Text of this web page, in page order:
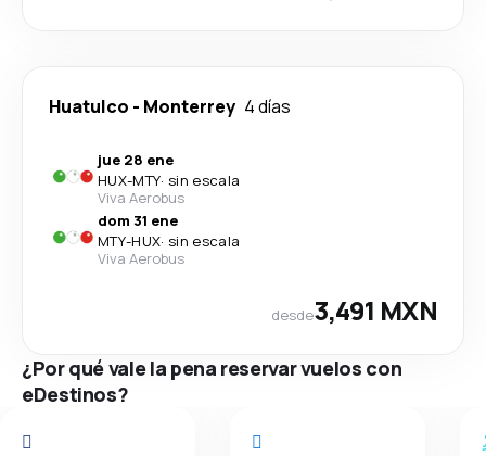
Huatulco - Monterrey 4 días
jue 28 ene
HUX-MTY· sin escala
Viva Aerobus
dom 31 ene
MTY-HUX· sin escala
Viva Aerobus
desde3,491 MXN
¿Por qué vale la pena reservar vuelos con
eDestinos?